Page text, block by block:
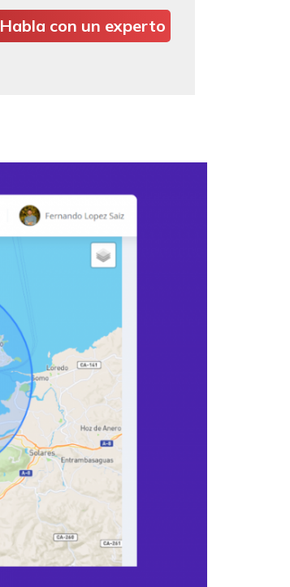
Habla con un experto